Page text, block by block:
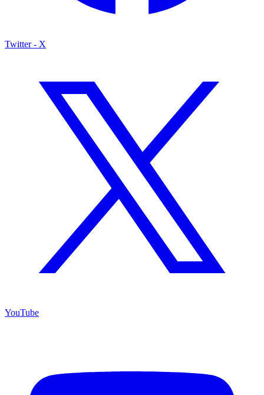
Twitter - X
YouTube